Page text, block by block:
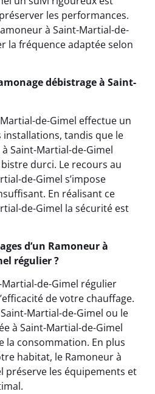
les performances.
à Saint-Martial-de-
la fréquence adaptée selon
débistrage à Saint-
de-Gimel effectue un
tandis que le
Saint-Martial-de-Gimel
durci. Le recours au
de-Gimel s’impose
En réalisant ce
de-Gimel la sécurité est
d’un Ramoneur à
régulier ?
de-Gimel régulier
de votre chauffage.
Martial-de-Gimel ou le
à Saint-Martial-de-Gimel
consommation. En plus
habitat, le Ramoneur à
préserve les équipements et